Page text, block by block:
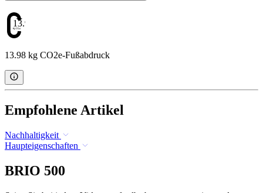
13.98
13.98 kg CO2e-Fußabdruck
Empfohlene Artikel
Nachhaltigkeit
Haupteigenschaften
BRIO 500